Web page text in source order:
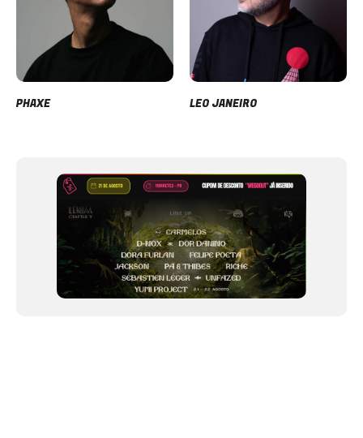
PHAXE LEO JANEIRO